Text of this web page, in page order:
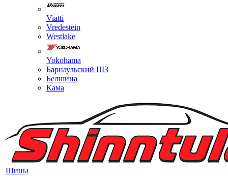
Viatti
Vredestein
Westlake
Yokohama
Барнаульский ШЗ
Белшина
Кама
Шины